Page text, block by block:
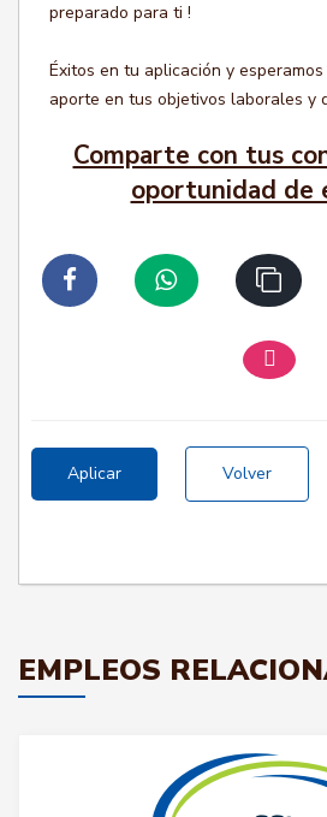
preparado para ti !
Éxitos en tu aplicación y
aporte en tus objetivos laborales y
Comparte con tus
oportunidad de
Aplicar Volver
EMPLEOS